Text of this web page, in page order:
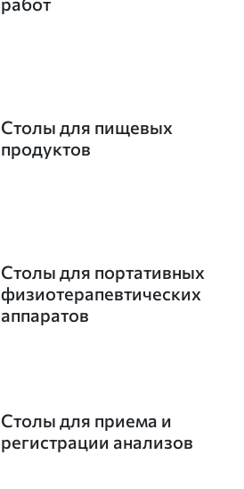
Столы для пищевых
продуктов
Столы для портативных
физиотерапевтических
аппаратов
Столы для приема и
регистрации анализов